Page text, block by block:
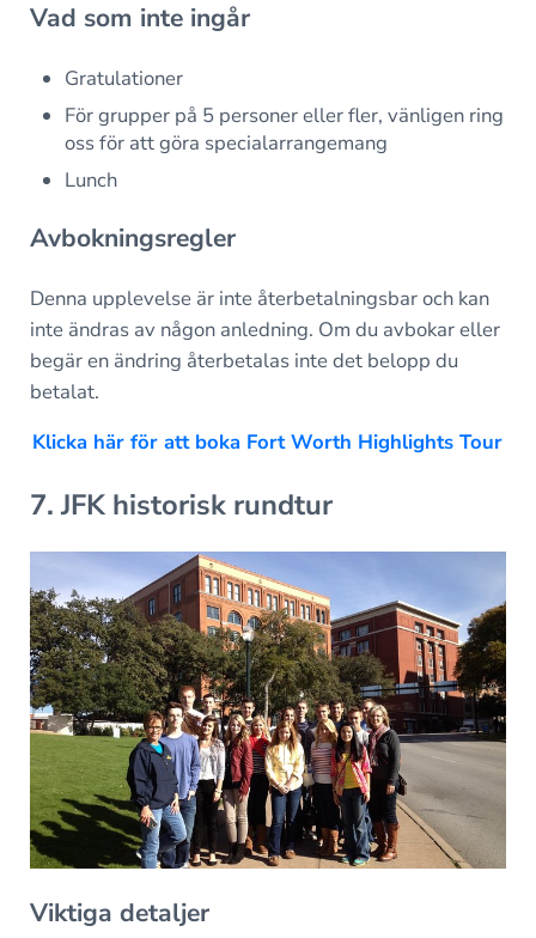
Vad som inte ingår
Gratulationer
För grupper på 5 personer eller fler, vänligen ring
oss för att göra specialarrangemang
Lunch
Avbokningsregler
Denna upplevelse är inte återbetalningsbar och kan
inte ändras av någon anledning. Om du avbokar eller
begär en ändring återbetalas inte det belopp du
betalat.
Klicka här för att boka Fort Worth Highlights Tour
7. JFK historisk rundtur
Viktiga detaljer